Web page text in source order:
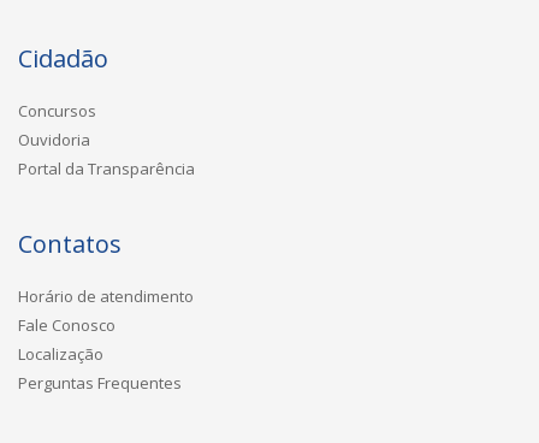
Cidadão
Concursos
Ouvidoria
Portal da Transparência
Contatos
Horário de atendimento
Fale Conosco
Localização
Perguntas Frequentes